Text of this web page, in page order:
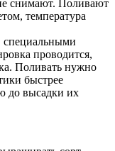
снимают. Поливают
температура
специальными
проводится,
Поливать нужно
быстрее
до высадки их